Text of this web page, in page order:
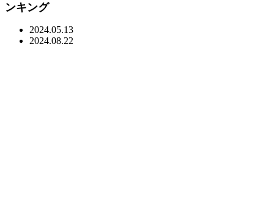
ンキング
2024.05.13
2024.08.22